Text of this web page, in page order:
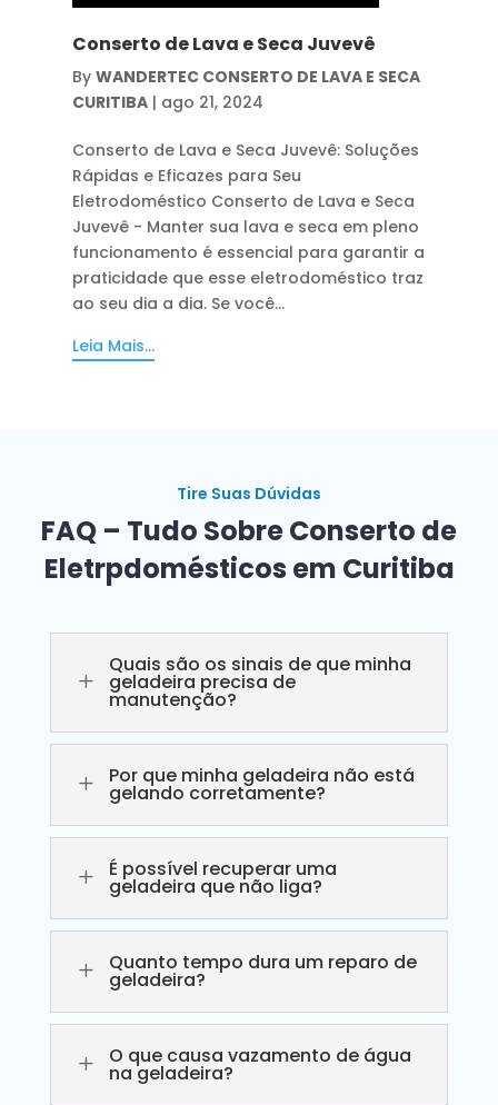
Conserto de Lava e Seca Juvevê
By WANDERTEC CONSERTO DE LAVA E SECA
CURITIBA| ago 21, 2024
Conserto de Lava e Seca Juvevê: Soluções
Rápidas e Eficazes para Seu
Eletrodoméstico Conserto de Lava e Seca
Juvevê - Manter sua lava e seca em pleno
funcionamento é essencial para garantir a
praticidade que esse eletrodoméstico traz
ao seu dia a dia. Se você...
Leia Mais...
Tire Suas Dúvidas
FAQ – Tudo Sobre Conserto de
Eletrpdomésticos em Curitiba
L
Quais são os sinais de que minha
geladeira precisa de
manutenção?
L Por que minha geladeira não está
gelando corretamente?
L É possível recuperar uma
geladeira que não liga?
L Quanto tempo dura um reparo de
geladeira?
L O que causa vazamento de água
na geladeira?